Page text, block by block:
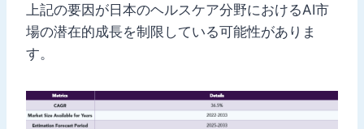
上記の要因が日本のヘルスケア分野におけるAI市
場の潜在的成長を制限している可能性がありま
す。